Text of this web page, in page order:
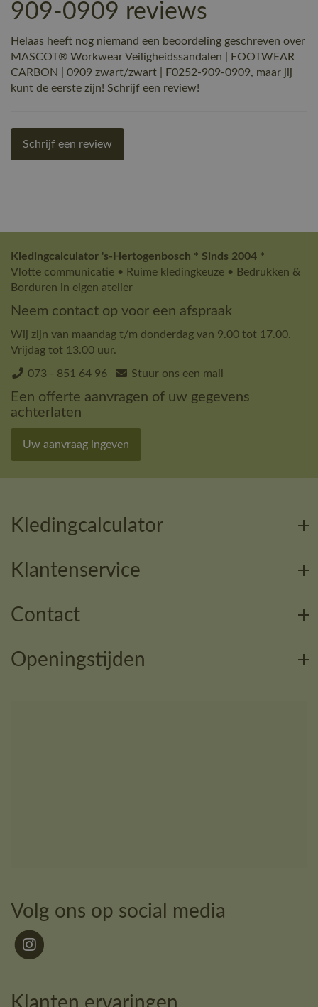
909-0909 reviews
Helaas heeft nog niemand een beoordeling geschreven over
MASCOT® Workwear Veiligheidssandalen | FOOTWEAR
CARBON | 0909 zwart/zwart | F0252-909-0909, maar jij
kunt de eerste zijn! Schrijf een review!
Schrijf een review
Kledingcalculator 's-Hertogenbosch * Sinds 2004 *
Vlotte communicatie • Ruime kledingkeuze • Bedrukken &
Borduren in eigen atelier
Neem contact op voor een afspraak
Wij zijn van maandag t/m donderdag van 9.00 tot 17.00.
Vrijdag tot 13.00 uur.
073 - 851 64 96 Stuur ons een mail
Een offerte aanvragen of uw gegevens
achterlaten
Uw aanvraag ingeven
Kledingcalculator
Klantenservice
Contact
Openingstijden
Volg ons op social media
Klanten ervaringen